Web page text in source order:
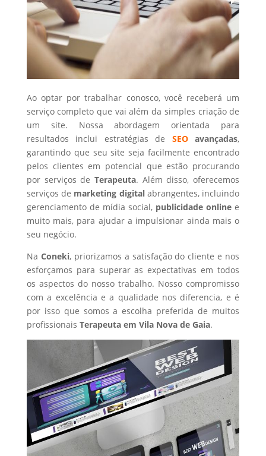
Ao optar por trabalhar conosco, você receberá um
serviço completo que vai além da simples criação de
um site. Nossa abordagem orientada para
resultados inclui estratégias de SEOavançadas,
garantindo que seu site seja facilmente encontrado
pelos clientes em potencial que estão procurando
por serviços de Terapeuta. Além disso, oferecemos
serviços de marketing digital abrangentes, incluindo
gerenciamento de mídia social, publicidade online e
muito mais, para ajudar a impulsionar ainda mais o
seu negócio.
Na Coneki, priorizamos a satisfação do cliente e nos
esforçamos para superar as expectativas em todos
os aspectos do nosso trabalho. Nosso compromisso
com a excelência e a qualidade nos diferencia, e é
por isso que somos a escolha preferida de muitos
profissionais Terapeutaem Vila Nova de Gaia.